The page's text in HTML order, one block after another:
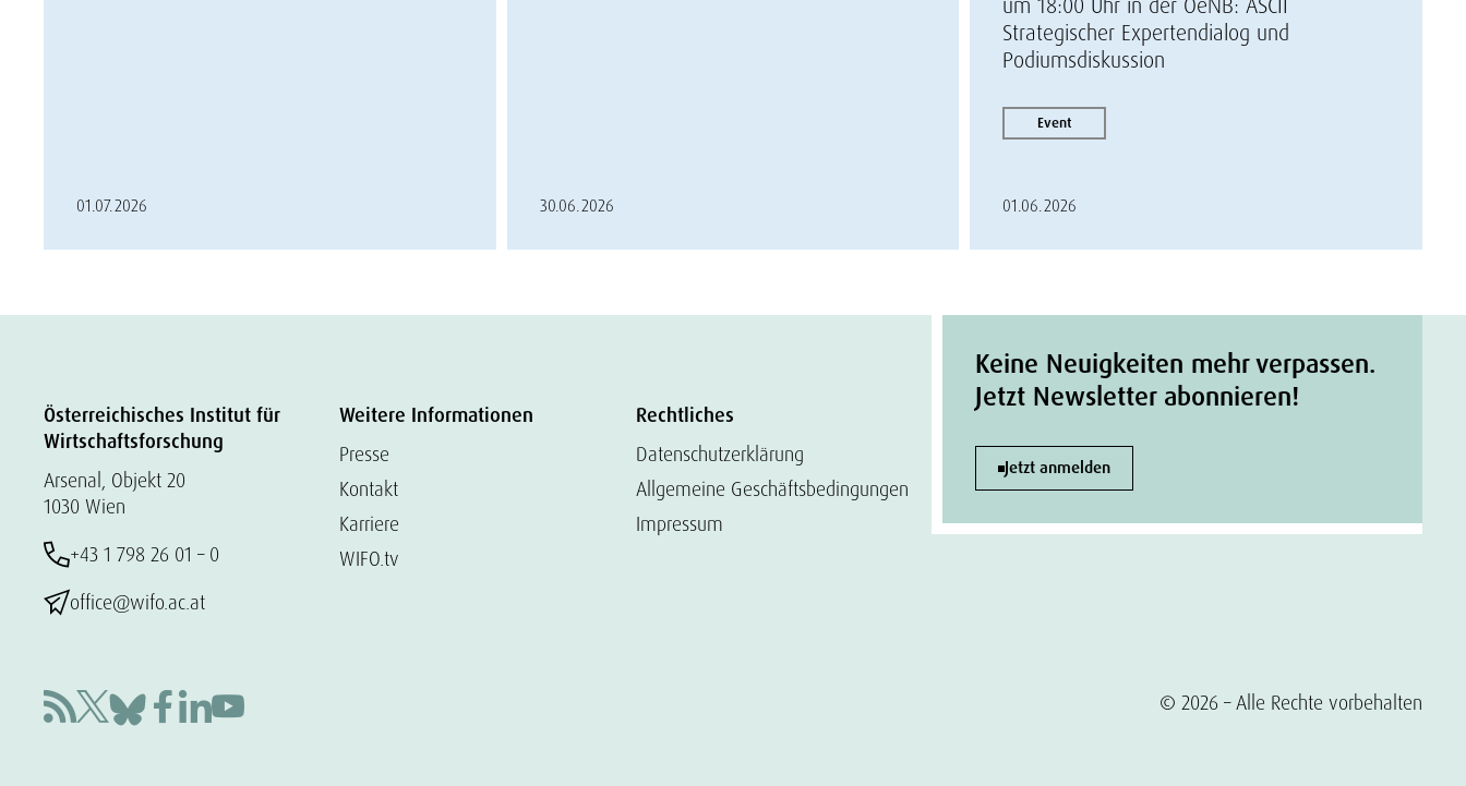
01.07.2026 30.06.2026
Strategischer Expertendialog und
Podiumsdiskussion
Event
01.06.2026
Österreichisches Institut für
Wirtschaftsforschung
Arsenal, Objekt 20
1030 Wien
+43 1 798 26 01 – 0
office@wifo.ac.at
Weitere Informationen
Presse
Kontakt
Karriere
WIFO.tv
Rechtliches
Datenschutzerklärung
Allgemeine Geschäftsbedingungen
Impressum
Keine Neuigkeiten mehr verpassen.
Jetzt Newsletter abonnieren!
Jetzt anmelden
© 2026 – Alle Rechte vorbehalten